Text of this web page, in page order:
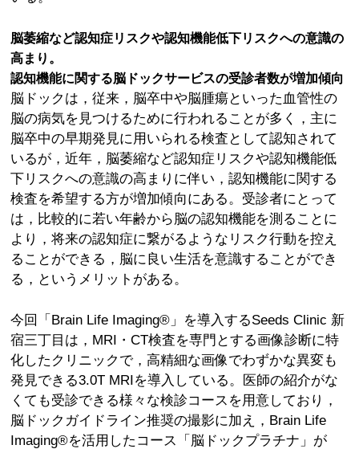
脳萎縮など認知症リスクや認知機能低下リスクへの意識の
高まり。
認知機能に関する脳ドックサービスの受診者数が増加傾向
脳ドックは，従来，脳卒中や脳腫瘍といった血管性の
脳の病気を見つけるために行われることが多く，主に
脳卒中の早期発見に用いられる検査として認知されて
いるが，近年，脳萎縮など認知症リスクや認知機能低
下リスクへの意識の高まりに伴い，認知機能に関する
検査を希望する方が増加傾向にある。受診者にとって
は，比較的に若い年齢から脳の認知機能を測ることに
より，将来の認知症に繋がるようなリスク行動を控え
ることができる，脳に良い生活を意識することができ
る，というメリットがある。
今回「Brain Life Imaging®」を導入するSeeds Clinic 新
宿三丁目は，MRI・CT検査を専門とする画像診断に特
化したクリニックで，高精細な画像でわずかな異変も
発見できる3.0T MRIを導入している。医師の紹介がな
くても受診できる様々な検診コースを用意しており，
脳ドックガイドライン推奨の撮影に加え，Brain Life
Imaging®を活用したコース「脳ドックプラチナ」が